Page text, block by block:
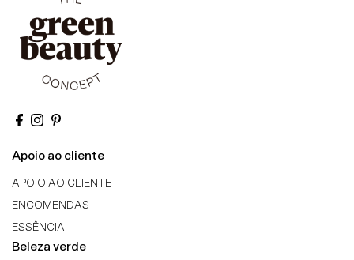
Apoio ao cliente
APOIO AO CLIENTE
ENCOMENDAS
ESSÊNCIA
Beleza verde